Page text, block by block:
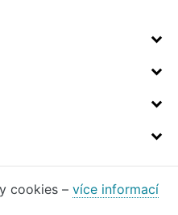
cookies – více informací